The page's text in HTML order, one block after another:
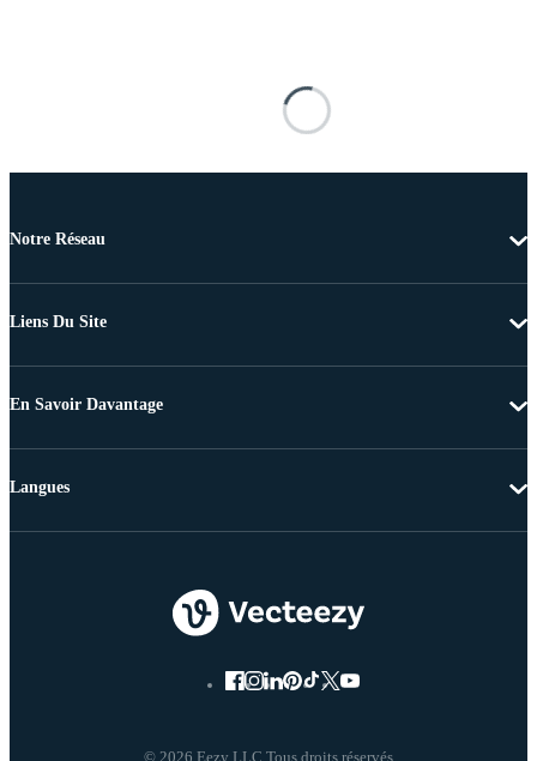
Notre Réseau
Liens Du Site
En Savoir Davantage
© 2026 Eezy LLC Tous droits réservés
Langues